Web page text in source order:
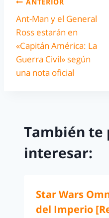
Ant-Man y el General
Ross estarán en
«Capitán América: La
Guerra Civil» según
una nota oficial
También te
interesar:
Star Wars
del Imperio